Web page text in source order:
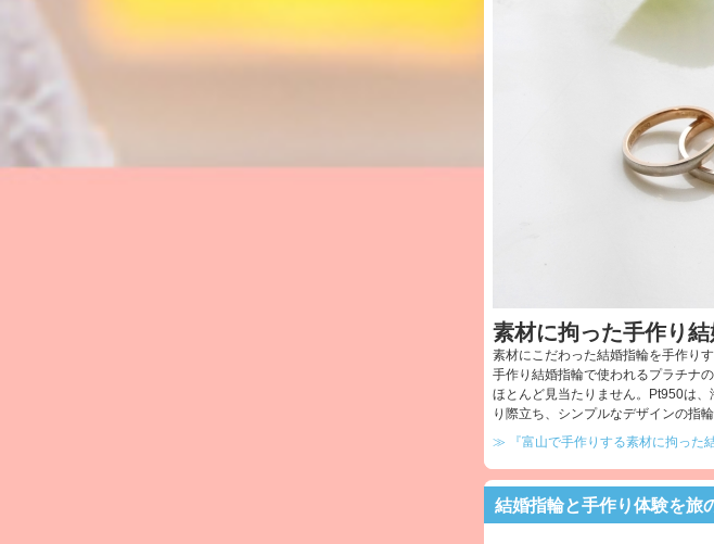
素材に拘った手作り
素材にこだわった結婚指輪を手作り
手作り結婚指輪で使われるプラチナ
ほとんど見当たりません。Pt950は
り際立ち、シンプルなデザインの指
≫ 『富山で手作りする素材に拘った結
結婚指輪と手作り体験を旅